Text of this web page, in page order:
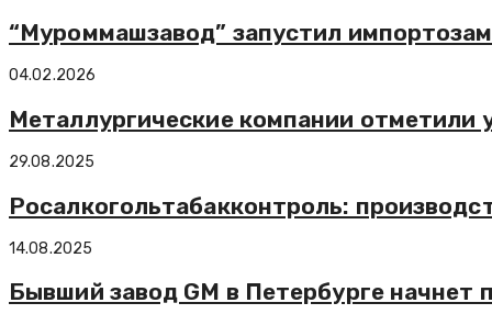
“Муроммашзавод” запустил
04.02.2026
Металлургические компании отметили
29.08.2025
Росалкогольтабакконтроль:
14.08.2025
Бывший завод GM в Петербурге начнет